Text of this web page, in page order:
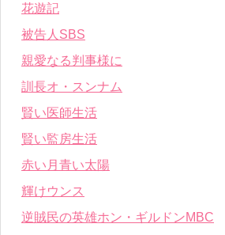
花遊記
被告人SBS
親愛なる判事様に
訓長オ・スンナム
賢い医師生活
賢い監房生活
赤い月青い太陽
輝けウンス
逆賊民の英雄ホン・ギルドンMBC